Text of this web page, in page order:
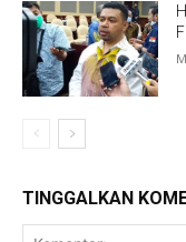
TINGGALKAN